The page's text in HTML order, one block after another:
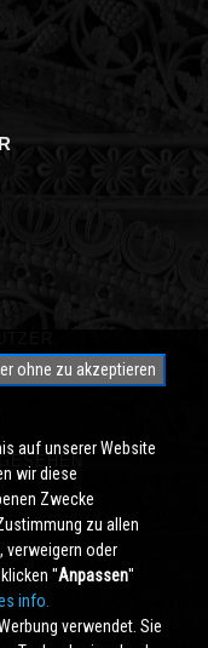
ohne zu akzeptieren
auf unserer Website
wir diese
Zwecke
zu allen
verweigern oder
''Anpassen''
info.
verwendet. Sie